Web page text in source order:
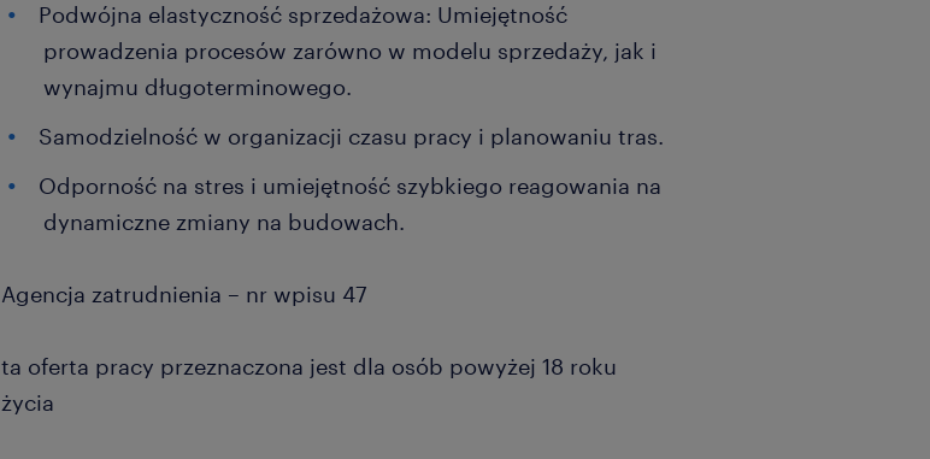
Podwójna elastyczność sprzedażowa: Umiejętność
prowadzenia procesów zarówno w modelu sprzedaży, jak i
wynajmu długoterminowego.
Samodzielność w organizacji czasu pracy i planowaniu tras.
Odporność na stres i umiejętność szybkiego reagowania na
dynamiczne zmiany na budowach.
Agencja zatrudnienia – nr wpisu 47
ta oferta pracy przeznaczona jest dla osób powyżej 18 roku
życia